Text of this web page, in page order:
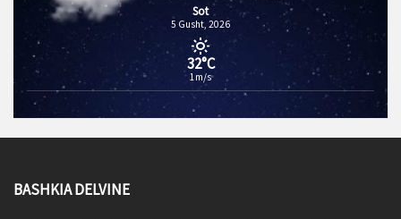
Sot
5 Gusht, 2026
32°C
1m/s
BASHKIA DELVINE